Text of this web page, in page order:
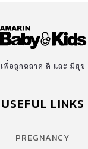
เพื่อลูกฉลาด ดี และ มีสุข
USEFUL LINKS
PREGNANCY